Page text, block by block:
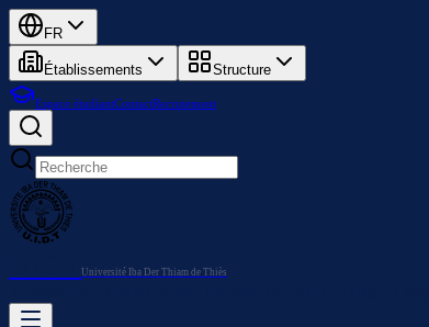
FR
Établissements Structure
Espace étudiantContactRecrutement
Université Iba Der Thiam de Thiès